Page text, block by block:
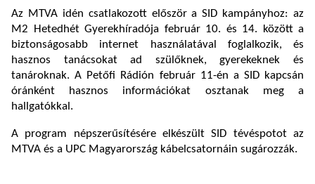
Az MTVA idén csatlakozott először a SID kampányhoz: az
M2 Hetedhét Gyerekhíradója február 10. és 14. között a
biztonságosabb internet használatával foglalkozik, és
hasznos tanácsokat ad szülőknek, gyerekeknek és
tanároknak. A Petőfi Rádión február 11-én a SID kapcsán
óránként hasznos információkat osztanak meg a
hallgatókkal.
A program népszerűsítésére elkészült SID tévéspotot az
MTVA és a UPC Magyarország kábelcsatornáin sugározzák.